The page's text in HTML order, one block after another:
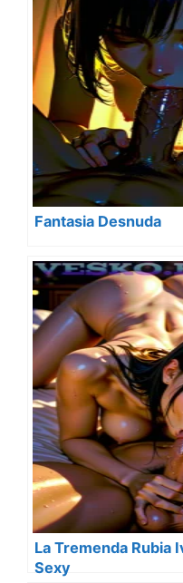
Fantasia Desnuda
La Tremenda Rubia
Sexy